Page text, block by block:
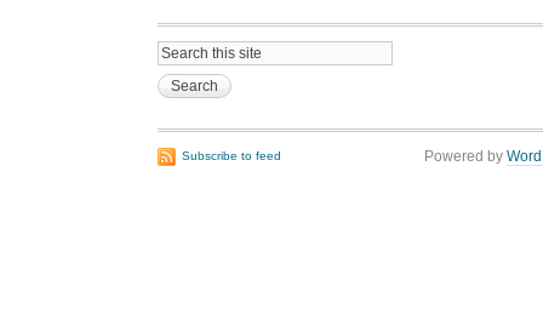
Subscribe to feed Powered by